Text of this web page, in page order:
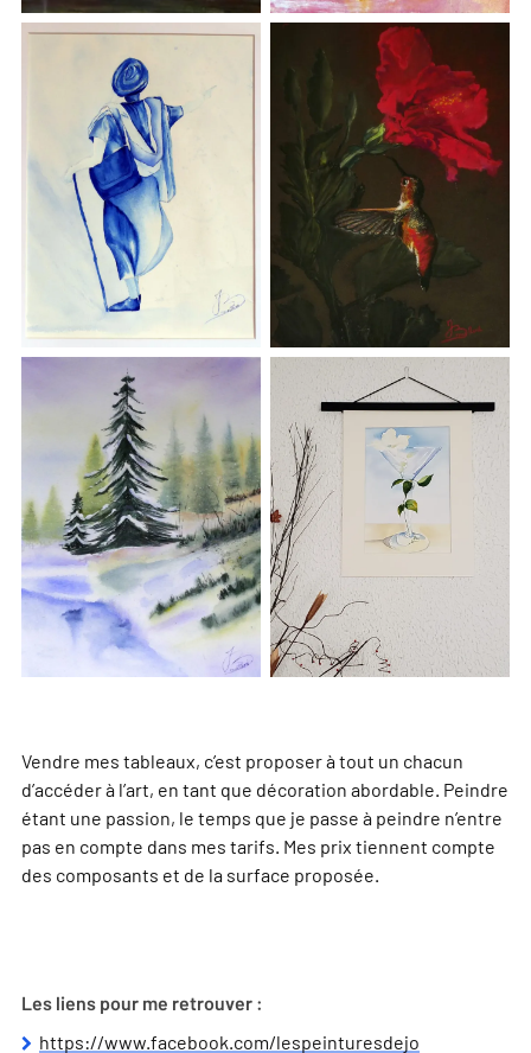
Vendre mes tableaux, c’est proposer à tout un chacun
d’accéder à l’art, en tant que décoration abordable. Peindre
étant une passion, le temps que je passe à peindre n’entre
pas en compte dans mes tarifs. Mes prix tiennent compte
des composants et de la surface proposée.
Les liens pour me retrouver :
https://www.facebook.com/lespeinturesdejo